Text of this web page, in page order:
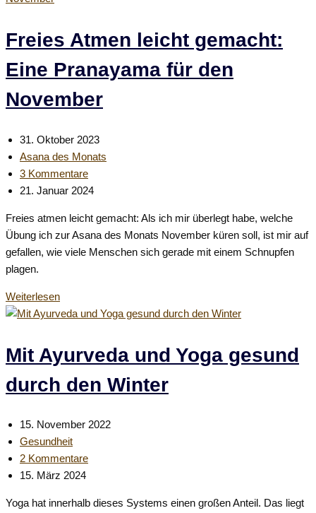
Freies Atmen leicht gemacht:
Eine Pranayama für den
November
Beitrag
veröffentlicht:
31. Oktober 2023
Beitrags-
Kategorie:
Asana des Monats
Beitrags-
Kommentare:
3 Kommentare
Beitrag
geändert
am:
21. Januar 2024
Freies atmen leicht gemacht: Als ich mir überlegt habe, welche
Übung ich zur Asana des Monats November küren soll, ist mir auf
gefallen, wie viele Menschen sich gerade mit einem Schnupfen
plagen.
WeiterlesenFreies
Atmen
Eine
Pranayama
für
November
Mit Ayurveda und Yoga gesund
durch den Winter
Beitrag
veröffentlicht:
15. November 2022
Beitrags-
Kategorie:
Gesundheit
Beitrags-
Kommentare:
2 Kommentare
Beitrag
geändert
15. März 2024
Yoga hat innerhalb dieses Systems einen großen Anteil. Das liegt